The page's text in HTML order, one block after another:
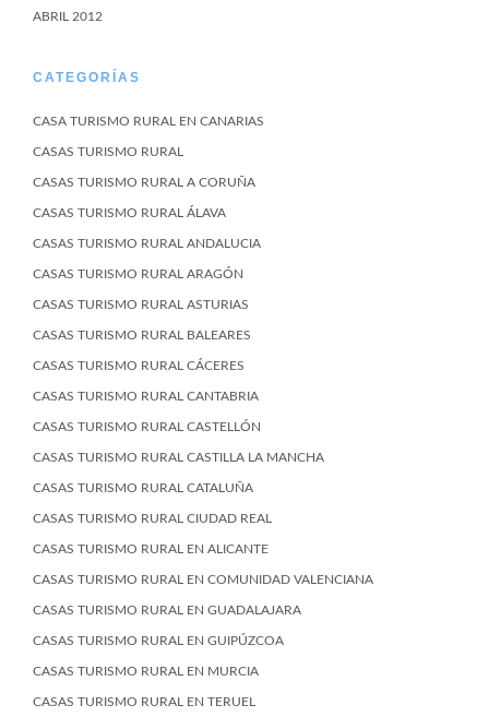
ABRIL 2012
CATEGORÍAS
CASA TURISMO RURAL EN CANARIAS
CASAS TURISMO RURAL
CASAS TURISMO RURAL A CORUÑA
CASAS TURISMO RURAL ÁLAVA
CASAS TURISMO RURAL ANDALUCIA
CASAS TURISMO RURAL ARAGÓN
CASAS TURISMO RURAL ASTURIAS
CASAS TURISMO RURAL BALEARES
CASAS TURISMO RURAL CÁCERES
CASAS TURISMO RURAL CANTABRIA
CASAS TURISMO RURAL CASTELLÓN
CASAS TURISMO RURAL CASTILLA LA MANCHA
CASAS TURISMO RURAL CATALUÑA
CASAS TURISMO RURAL CIUDAD REAL
CASAS TURISMO RURAL EN ALICANTE
CASAS TURISMO RURAL EN COMUNIDAD VALENCIANA
CASAS TURISMO RURAL EN GUADALAJARA
CASAS TURISMO RURAL EN GUIPÚZCOA
CASAS TURISMO RURAL EN MURCIA
CASAS TURISMO RURAL EN TERUEL